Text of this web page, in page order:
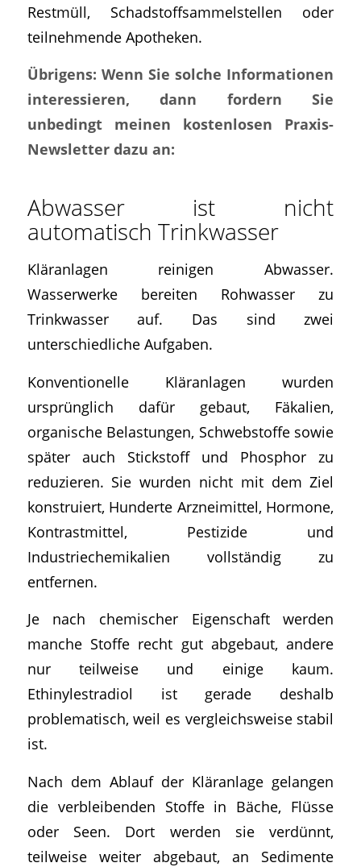
Restmüll, Schadstoffsammelstellen oder
teilnehmende Apotheken.
Übrigens: Wenn Sie solche Informationen
interessieren, dann fordern Sie
unbedingt meinen kostenlosen Praxis-
Newsletter dazu an:
Abwasser ist nicht
automatisch Trinkwasser
Kläranlagen reinigen Abwasser.
Wasserwerke bereiten Rohwasser zu
Trinkwasser auf. Das sind zwei
unterschiedliche Aufgaben.
Konventionelle Kläranlagen wurden
ursprünglich dafür gebaut, Fäkalien,
organische Belastungen, Schwebstoffe sowie
später auch Stickstoff und Phosphor zu
reduzieren. Sie wurden nicht mit dem Ziel
konstruiert, Hunderte Arzneimittel, Hormone,
Kontrastmittel, Pestizide und
Industriechemikalien vollständig zu
entfernen.
Je nach chemischer Eigenschaft werden
manche Stoffe recht gut abgebaut, andere
nur teilweise und einige kaum.
Ethinylestradiol ist gerade deshalb
problematisch, weil es vergleichsweise stabil
ist.
Nach dem Ablauf der Kläranlage gelangen
die verbleibenden Stoffe in Bäche, Flüsse
oder Seen. Dort werden sie verdünnt,
teilweise weiter abgebaut, an Sedimente